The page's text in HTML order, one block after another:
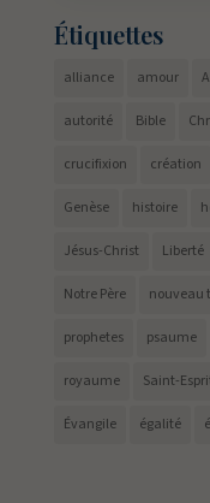
Étiquettes
alliance amour
autorité Bible
crucifixion création
Genèse histoire
Jésus-Christ Liberté
Notre Père nouveau
prophetes psaume
royaume Saint-
Évangile égalité